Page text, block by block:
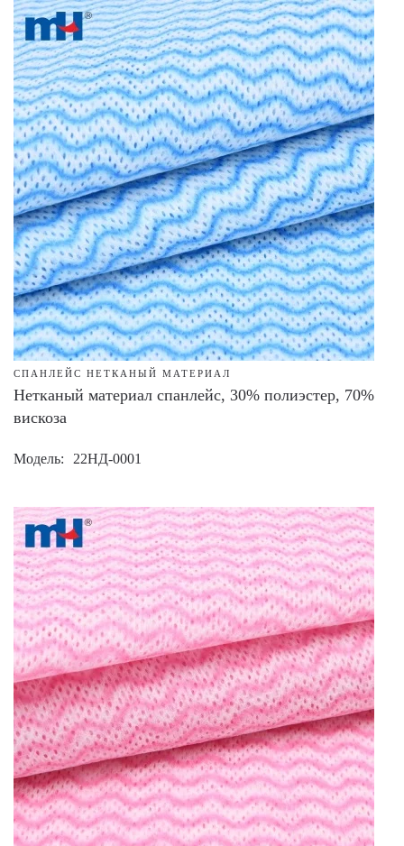
СПАНЛЕЙС НЕТКАНЫЙ МАТЕРИАЛ
Нетканый материал спанлейс, 30% полиэстер, 70%
вискоза
Модель 22НД-0001